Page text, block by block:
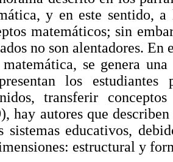
y en este sentido,
matemáticos; sin
no son alentadores.
se genera
los estudiantes
transferir
hay autores que
sistemas educativos,
estructural y